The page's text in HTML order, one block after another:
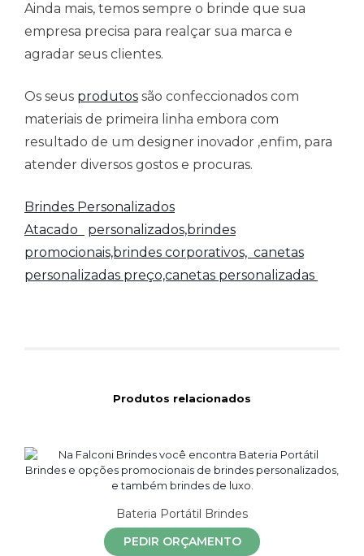
Ainda mais, temos sempre o brinde que sua
empresa precisa para realçar sua marca e
agradar seus clientes.
Os seus produtos são confeccionados com
materiais de primeira linha embora com
resultado de um designer inovador ,enfim, para
atender diversos gostos e procuras.
Brindes Personalizados
Atacado
personalizados,brindes
promocionais,brindes corporativos, canetas
personalizadas preço,canetas personalizadas
Produtos relacionados
Bateria Portátil Brindes
PEDIR ORÇAMENTO